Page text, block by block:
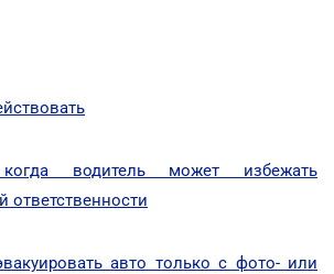
водитель может избежать
ответственности
авто только с фото- или